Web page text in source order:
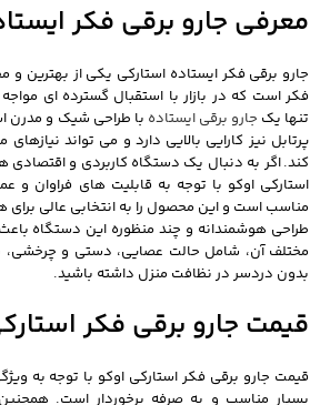
معرفی جارو برقی فکر
جارو برقی فکر ایستاده استارکی یکی از بهترین
فکر است که در بازار با استقبال گسترده ای
تنها یک جارو برقی ایستاده با طراحی شیک و مدرن
پرتابل نیز کارایی بالایی دارد و می تواند
کند. اگر به دنبال یک دستگاه کاربردی و اقتصادی
استارکی اوکو با توجه به قابلیت های فراوان و
مناسب است و این محصول را به انتخابی عالی برای
طراحی هوشمندانه و چند منظوره این دستگاه
مختلف آن، شامل حالت عصایی، دستی و چرخشی،
بدون دردسر در نظافت منزل داشته باشید.
قیمت جارو برقی فکر
قیمت جارو برقی فکر استارکی اوکو با توجه به
بسیار مناسب و به صرفه برخوردار است.